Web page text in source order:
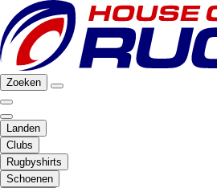
Zoeken
Landen
Clubs
Rugbyshirts
Schoenen